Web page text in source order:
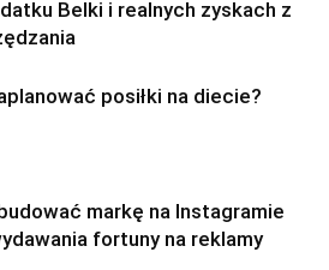
Belki i realnych zyskach z
posiłki na diecie?
markę na Instagramie
fortuny na reklamy